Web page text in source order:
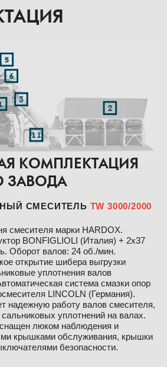
КОМПЛЕКТАЦИЯ
ЗАВОДА
СМЕСИТЕЛЬ TW 3000/2000
смесителя марки HARDOX.
BONFIGLIOLI (Италия) + 2х37
Оборот валов: 24 об./мин.
открытие шибера выгрузки
уплотнения валов
система смазки опор
LINCOLN (Германия).
надежную работу валов смесителя,
сальниковых уплотнений на валах.
люком наблюдения и
крышками обслуживания, крышки
безопасности.